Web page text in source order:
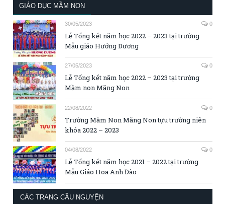
GIÁO DỤC MẦM NON
30/05/2023 0
Lễ Tổng kết năm học 2022 – 2023 tại trường
Mẫu giáo Hướng Dương
27/05/2023 0
Lễ Tổng kết năm học 2022 – 2023 tại trường
Mầm non Măng Non
22/08/2022 0
Trường Mầm Non Măng Non tựu trường niên
khóa 2022 – 2023
04/08/2022 0
Lễ Tổng kết năm học 2021 – 2022 tại trường
Mẫu Giáo Hoa Anh Đào
CÁC TRANG CẦU NGUYỆN